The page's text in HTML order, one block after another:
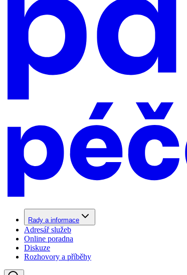
Rady a informace
Adresář služeb
Online poradna
Diskuze
Rozhovory a příběhy